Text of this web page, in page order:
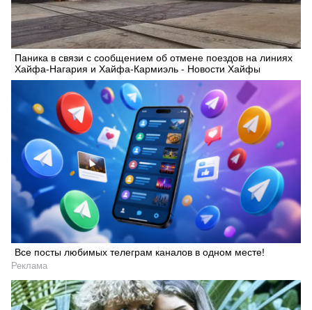
Паника в связи с сообщением об отмене поездов на линиях
Хайфа-Нагария и Хайфа-Кармиэль - Новости Хайфы
Все посты любимых телеграм каналов в одном месте!
Реклама